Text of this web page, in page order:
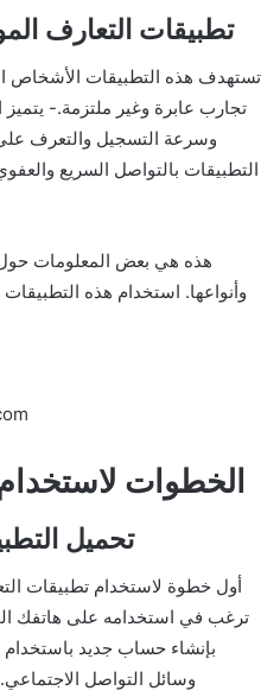
تطبيقات التعارف
تجارب عابرة وغير ملتزمة.-
وسرعة التسجيل والتعرف
التطبيقات بالتواصل السريع
هذه هي بعض المعلومات حول
وأنواعها. استخدام هذه
الخطوات
تحميل
ترغب في استخدامه على هاتفك
بإنشاء حساب جديد باستخدام
وسائل التواصل